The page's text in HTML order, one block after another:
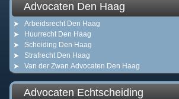
Advocaten Den Haag
Arbeidsrecht Den Haag
Huurrecht Den Haag
Scheiding Den Haag
Strafrecht Den Haag
Van der Zwan Advocaten Den Haag
Advocaten Echtscheiding